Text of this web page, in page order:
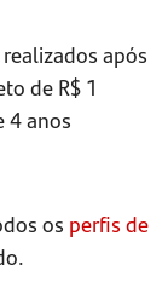
após
de R$ 1
4 anos
os perfis de